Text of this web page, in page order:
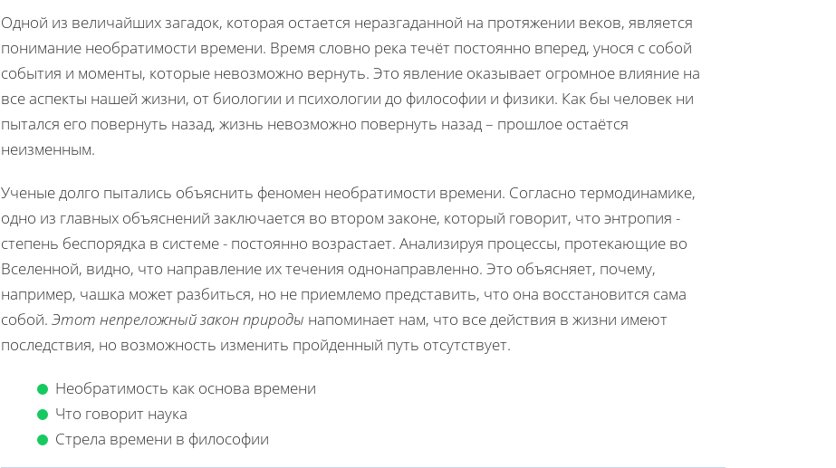
Одной из величайших загадок, которая остается неразгаданной на протяжении веков, является
понимание необратимости времени. Время словно река течёт постоянно вперед, унося с собой
события и моменты, которые невозможно вернуть. Это явление оказывает огромное влияние на
все аспекты нашей жизни, от биологии и психологии до философии и физики. Как бы человек ни
пытался его повернуть назад, жизнь невозможно повернуть назад – прошлое остаётся
неизменным.
Ученые долго пытались объяснить феномен необратимости времени. Согласно термодинамике,
одно из главных объяснений заключается во втором законе, который говорит, что энтропия -
степень беспорядка в системе - постоянно возрастает. Анализируя процессы, протекающие во
Вселенной, видно, что направление их течения однонаправленно. Это объясняет, почему,
например, чашка может разбиться, но не приемлемо представить, что она восстановится сама
собой. Этот непреложный закон природы напоминает нам, что все действия в жизни имеют
последствия, но возможность изменить пройденный путь отсутствует.
Необратимость как основа времени
Что говорит наука
Стрела времени в философии